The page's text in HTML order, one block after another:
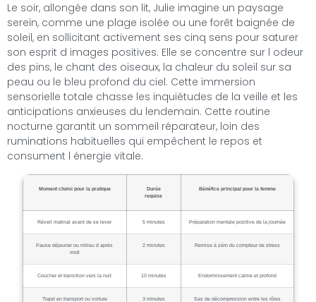
Le soir, allongée dans son lit, Julie imagine un paysage
serein, comme une plage isolée ou une forêt baignée de
soleil, en sollicitant activement ses cinq sens pour saturer
son esprit d images positives. Elle se concentre sur l odeur
des pins, le chant des oiseaux, la chaleur du soleil sur sa
peau ou le bleu profond du ciel. Cette immersion
sensorielle totale chasse les inquiétudes de la veille et les
anticipations anxieuses du lendemain. Cette routine
nocturne garantit un sommeil réparateur, loin des
ruminations habituelles qui empêchent le repos et
consument l énergie vitale.
Moment choisi pour la pratique
Durée
requise
Bénéfice principal pour la femme
Réveil matinal avant de se lever 5 minutes Préparation mentale positive de la journée
Pause déjeuner ou milieu d après
midi
2 minutes Remise à zéro du compteur de stress
Coucher et transition vers la nuit 10 minutes Endormissement calme et profond
Trajet en transport ou voiture 3 minutes Sas de décompression entre les rôles